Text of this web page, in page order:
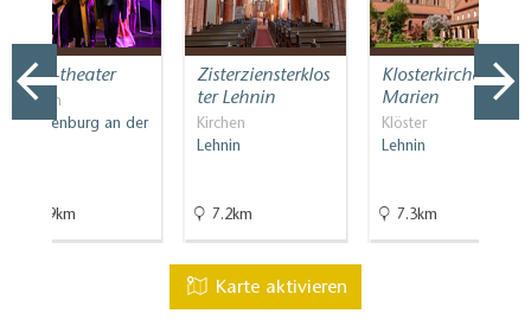
event-theater
Bühnen
Brandenburg an der
15.9km
Zisterziensterklos
ter Lehnin
Kirchen
Lehnin
7.2km
Klosterkirche St.
Marien
Klöster
Lehnin
7.3km
Karte aktivieren